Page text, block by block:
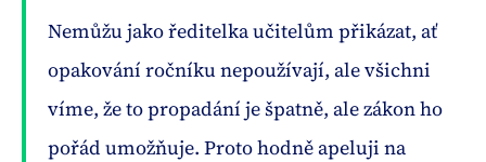
Nemůžu jako ředitelka učitelům přikázat, ať
opakování ročníku nepoužívají, ale všichni
víme, že to propadání je špatně, ale zákon ho
pořád umožňuje. Proto hodně apeluji na